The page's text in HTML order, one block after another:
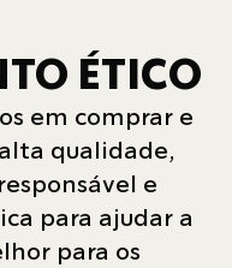
ÉTICO
em comprar e
qualidade,
e
para ajudar a
para os